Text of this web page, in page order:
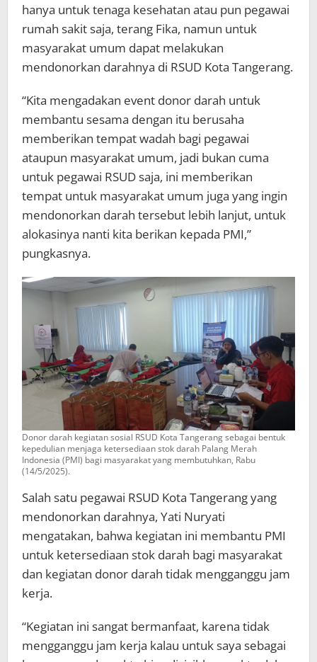
hanya untuk tenaga kesehatan atau pun pegawai
rumah sakit saja, terang Fika, namun untuk
masyarakat umum dapat melakukan
mendonorkan darahnya di RSUD Kota Tangerang.
“Kita mengadakan event donor darah untuk
membantu sesama dengan itu berusaha
memberikan tempat wadah bagi pegawai
ataupun masyarakat umum, jadi bukan cuma
untuk pegawai RSUD saja, ini memberikan
tempat untuk masyarakat umum juga yang ingin
mendonorkan darah tersebut lebih lanjut, untuk
alokasinya nanti kita berikan kepada PMI,”
pungkasnya.
Donor darah kegiatan sosial RSUD Kota Tangerang sebagai bentuk
kepedulian menjaga ketersediaan stok darah Palang Merah
Indonesia (PMI) bagi masyarakat yang membutuhkan, Rabu
(14/5/2025).
Salah satu pegawai RSUD Kota Tangerang yang
mendonorkan darahnya, Yati Nuryati
mengatakan, bahwa kegiatan ini membantu PMI
untuk ketersediaan stok darah bagi masyarakat
dan kegiatan donor darah tidak mengganggu jam
kerja.
“Kegiatan ini sangat bermanfaat, karena tidak
mengganggu jam kerja kalau untuk saya sebagai